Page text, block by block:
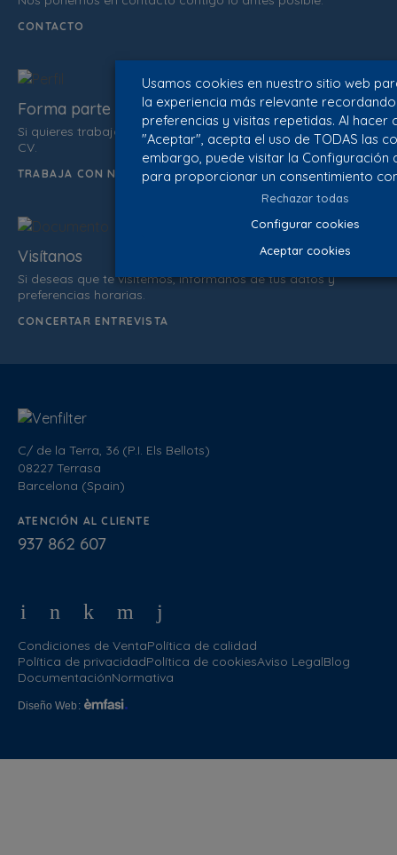
C/ de la Terra, 36 (P.I. Els Bellots)
08227 Terrasa
Barcelona (Spain)
ATENCIÓN AL CLIENTE
937 862 607
Condiciones de VentaPolítica de calidad
Política de privacidadPolítica de cookiesAviso LegalBlog
DocumentaciónNormativa
Diseño Web :
CONTACTO
Forma parte del equipo
Si quieres trabajar con nosotros no dudes en enviarnos tu
CV.
TRABAJA CON NOSOTROS
Visítanos
Si deseas que te visitemos, infórmanos de tus datos y
preferencias horarias.
CONCERTAR ENTREVISTA
Usamos cookies en nuestro sitio web
la experiencia más relevante recordando
preferencias y visitas repetidas. Al hacer
"Aceptar", acepta el uso de TODAS las
embargo, puede visitar la Configuración
para proporcionar un consentimiento
Rechazar todas
Configurar cookies
Aceptar cookies